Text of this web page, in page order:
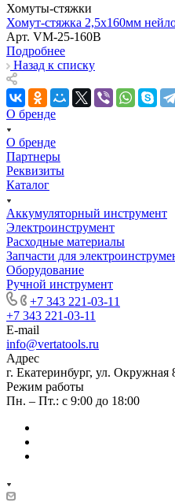
Хомуты-стяжки
Хомут-стяжка 2,5х160мм
Арт. VM-25-160B
Подробнее
Назад к списку
О бренде
О бренде
Партнеры
Реквизиты
Каталог
Аккумуляторный инструмент
Электроинструмент
Расходные материалы
Запчасти для
Оборудование
Ручной инструмент
+7 343 221-03-11
+7 343 221-03-11
E-mail
info@vertatools.ru
Адрес
г. Екатеринбург, ул. Окружная
Режим работы
Пн. – Пт.: с 9:00 до 18:00